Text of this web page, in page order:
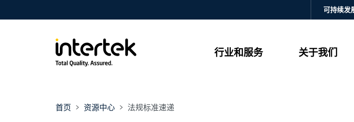
行业和服务 关于我们
可持续发
首页 资源中心 法规标准速递